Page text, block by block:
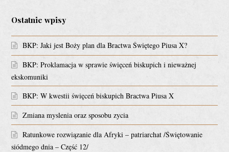
Ostatnie wpisy
BKP: Jaki jest Boży plan dla Bractwa Świętego Piusa X?
BKP: Proklamacja w sprawie święceń biskupich i nieważnej
ekskomuniki
BKP: W kwestii święceń biskupich Bractwa Piusa X
Zmiana myslenia oraz sposobu zycia
Ratunkowe rozwiązanie dla Afryki – patriarchat /Świętowanie
siódmego dnia – Część 12/